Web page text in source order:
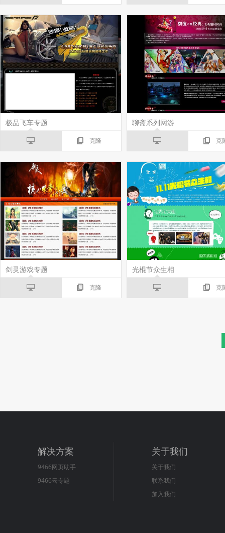
极品飞车专题
克隆
聊斋系列网游
克
剑灵游戏专题
克隆
光棍节众生相
克
解决方案
9466网页助手
9466云专题
关于我们
关于我们
联系我们
加入我们